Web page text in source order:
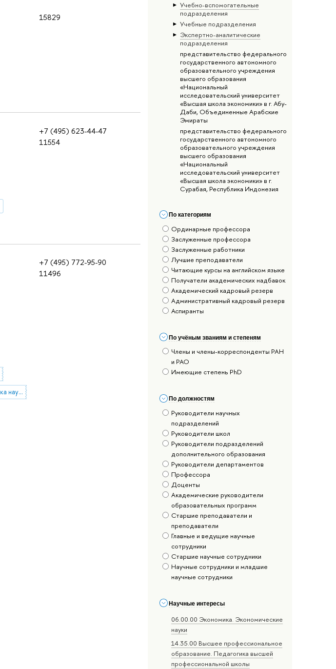
Учебно-вспомогательные
подразделения
Учебные подразделения
Экспертно-аналитические
подразделения
представительство федерального
государственного автономного
образовательного учреждения
высшего образования
«Национальный
исследовательский университет
«Высшая школа экономики» в г. Абу-
Даби, Объединенные Арабские
Эмираты
представительство федерального
государственного автономного
образовательного учреждения
высшего образования
«Национальный
исследовательский университет
«Высшая школа экономики» в г.
Сурабая, Республика Индонезия
По категориям
Ординарные профессора
Заслуженные профессора
Заслуженные работники
Лучшие преподаватели
Читающие курсы на английском языке
Получатели академических надбавок
Академический кадровый резерв
Административный кадровый резерв
Аспиранты
По учёным званиям и степеням
Члены и члены-корреспонденты РАН
и РАО
Имеющие степень PhD
По должностям
Руководители научных
подразделений
Руководители школ
Руководители подразделений
дополнительного образования
Руководители департаментов
Профессора
Доценты
Академические руководители
образовательных программ
Старшие преподаватели и
преподаватели
Главные и ведущие научные
сотрудники
Старшие научные сотрудники
Научные сотрудники и младшие
научные сотрудники
Научные интересы
06.00.00 Экономика. Экономические
науки
14.35.00 Высшее профессиональное
образование. Педагогика высшей
профессиональной школы
15829
+7 (495) 623-44-47
11554
+7 (495) 772-95-90
11496
83.33.49 Статистика науки